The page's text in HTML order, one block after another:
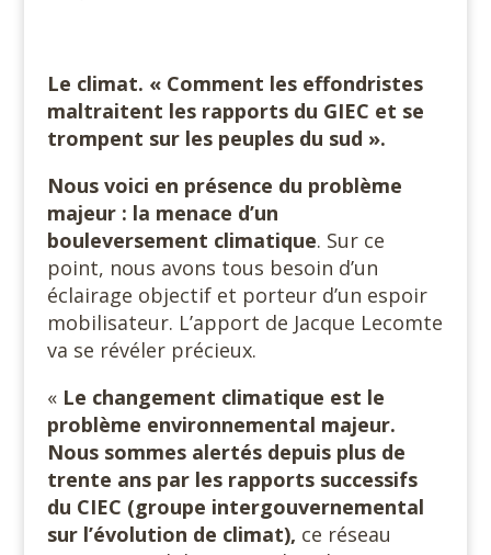
Le climat. « Comment les effondristes
maltraitent les rapports du GIEC et se
trompent sur les peuples du sud ».
Nous voici en présence du problème
majeur : la menace d’un
bouleversement climatique. Sur ce
point, nous avons tous besoin d’un
éclairage objectif et porteur d’un espoir
mobilisateur. L’apport de Jacque Lecomte
va se révéler précieux.
« Le changement climatique est le
problème environnemental majeur.
Nous sommes alertés depuis plus de
trente ans par les rapports successifs
du CIEC (groupe intergouvernemental
sur l’évolution de climat), ce réseau